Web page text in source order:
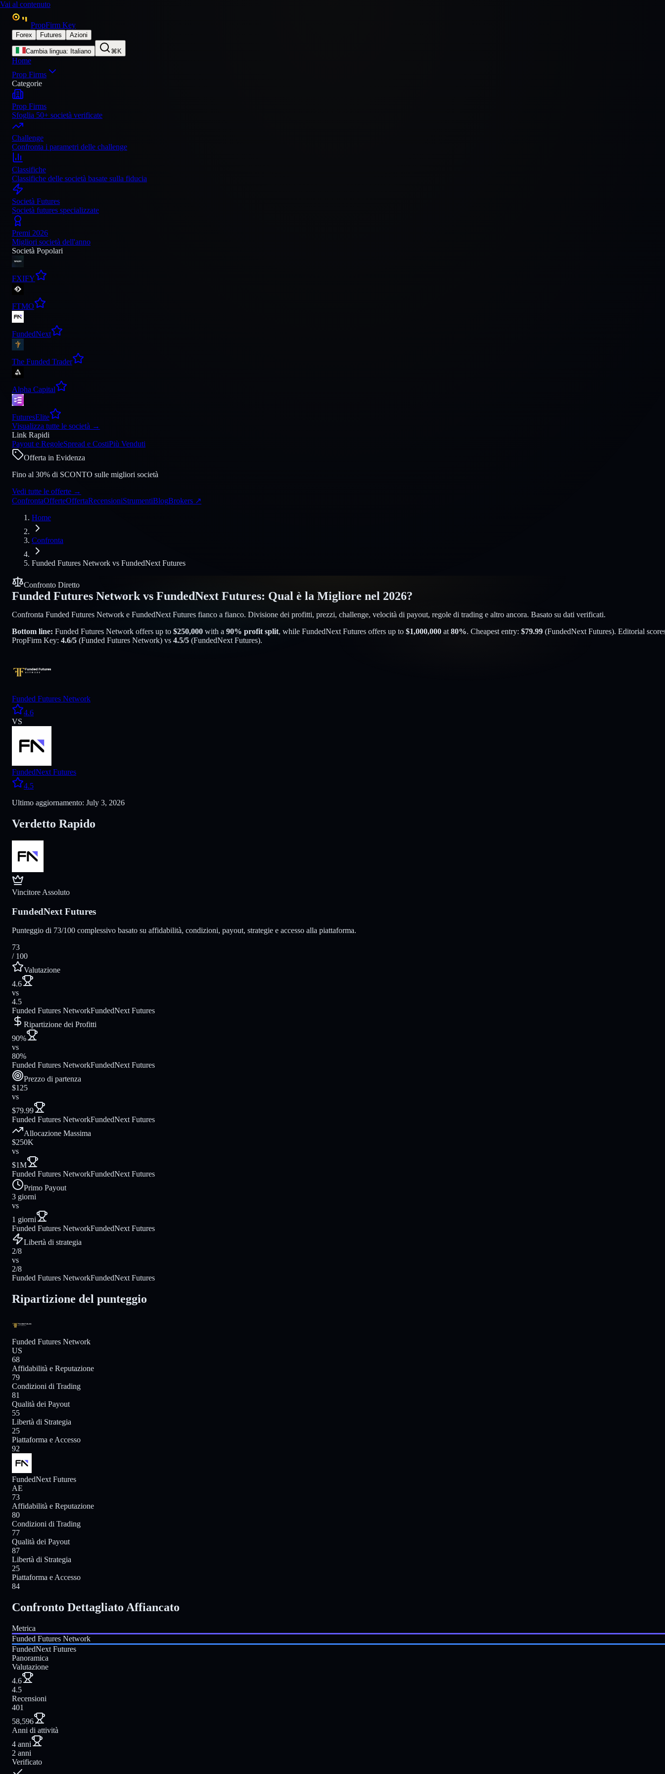
Vai al contenuto
PropFirm Key
Forex Futures Azioni
Cambia lingua: Italiano ⌘K
Home
Prop Firms
Categorie
Prop Firms
Sfoglia 50+ società verificate
Challenge
Confronta i parametri delle challenge
Classifiche
Classifiche delle società basate sulla fiducia
Società Futures
Società futures specializzate
Premi 2026
Migliori società dell'anno
Società Popolari
FXIFY
FTMO
FundedNext
The Funded Trader
Alpha Capital
FuturesElite
Visualizza tutte le società →
Link Rapidi
Payout e RegoleSpread e CostiPiù Venduti
Offerta in Evidenza
Fino al 30% di SCONTO sulle migliori società
Vedi tutte le offerte →
ConfrontaOfferteOffertaRecensioniStrumentiBlogBrokers ↗
Home
Confronta
Funded Futures Network vs FundedNext Futures
Confronto Diretto
Funded Futures Network vs FundedNext Futures: Qual è la Migliore nel 2026?
Confronta Funded Futures Network e FundedNext Futures fianco a fianco. Divisione dei profitti, prezzi, challenge, velocità di payout, regole di trading e altro ancora. Basato su dati verificati.
Bottom line: Funded Futures Network offers up to $250,000 with a 90% profit split, while FundedNext Futures offers up to $1,000,000 at 80%. Cheapest entry: $79.99 (FundedNext Futures). Editorial
PropFirm Key: 4.6/5 (Funded Futures Network) vs 4.5/5 (FundedNext Futures).
Funded Futures Network
4.6
VS
FundedNext Futures
4.5
Ultimo aggiornamento: July 3, 2026
Verdetto Rapido
Vincitore Assoluto
FundedNext Futures
Punteggio di 73/100 complessivo basato su affidabilità, condizioni, payout, strategie e accesso alla piattaforma.
73
/ 100
Valutazione
4.6
vs
4.5
Funded Futures NetworkFundedNext Futures
Ripartizione dei Profitti
90%
vs
80%
Funded Futures NetworkFundedNext Futures
Prezzo di partenza
$125
vs
$79.99
Funded Futures NetworkFundedNext Futures
Allocazione Massima
$250K
vs
$1M
Funded Futures NetworkFundedNext Futures
Primo Payout
3 giorni
vs
1 giorni
Funded Futures NetworkFundedNext Futures
Libertà di strategia
2/8
vs
2/8
Funded Futures NetworkFundedNext Futures
Ripartizione del punteggio
Funded Futures Network
US
68
Affidabilità e Reputazione
79
Condizioni di Trading
81
Qualità dei Payout
55
Libertà di Strategia
25
Piattaforma e Accesso
92
FundedNext Futures
AE
73
Affidabilità e Reputazione
80
Condizioni di Trading
77
Qualità dei Payout
87
Libertà di Strategia
25
Piattaforma e Accesso
84
Confronto Dettagliato Affiancato
Metrica
Funded Futures Network
FundedNext Futures
Panoramica
Valutazione
4.6
4.5
Recensioni
401
58,596
Anni di attività
4 anni
2 anni
Verificato